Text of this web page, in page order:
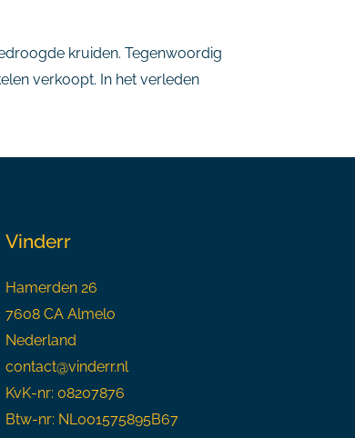
kruiden. Tegenwoordig
verkoopt. In het verleden
Vinderr
Hamerden 26
7608 CA Almelo
Nederland
contact@vinderr.nl
KvK-nr: 08207876
Btw-nr: NL001575895B67